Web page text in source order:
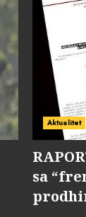
Aktualitet
sa